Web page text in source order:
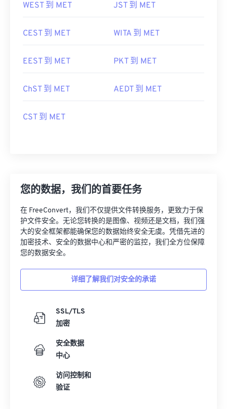
WEST 到 MET JST 到 MET
CEST 到 MET WITA 到 MET
EEST 到 MET PKT 到 MET
ChST 到 MET AEDT 到 MET
CST 到 MET
您的数据，我们的首要任务
在 FreeConvert，我们不仅提供文件转换服务，更致力于保
护文件安全。无论您转换的是图像、视频还是文档，我们强
大的安全框架都能确保您的数据始终安全无虞。凭借先进的
加密技术、安全的数据中心和严密的监控，我们全方位保障
您的数据安全。
详细了解我们对安全的承诺
SSL/TLS
加密
安全数据
中心
访问控制和
验证